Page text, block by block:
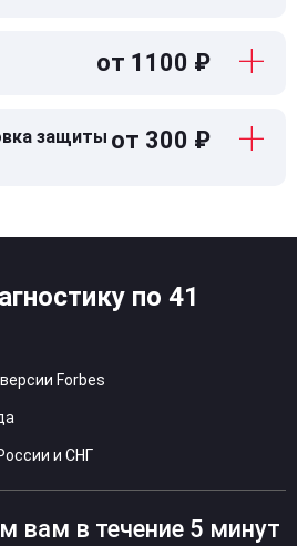
от 1100 ₽
защиты от 300 ₽
по 41
Forbes
и СНГ
вам в течение 5 минут